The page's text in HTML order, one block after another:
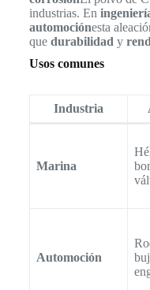
industrias. En
automociónesta
que durabilidady
Usos comunes
Industria
Marina
Automoción